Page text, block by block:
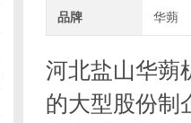
品牌 华蒴
河北盐山华蒴
的大型股份制